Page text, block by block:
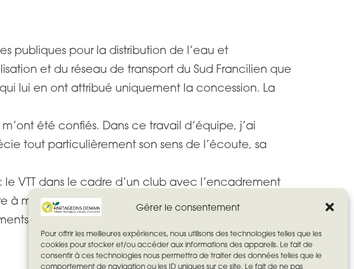
Gérer le consentement
Pour offrir les meilleures expériences, nous utilisons des technologies telles que les
cookies pour stocker et/ou accéder aux informations des appareils. Le fait de
consentir à ces technologies nous permettra de traiter des données telles que le
comportement de navigation ou les ID uniques sur ce site. Le fait de ne pas
publiques pour la distribution de l’eau et
et du réseau de transport du Sud Francilien que
lui en ont attribué uniquement la concession. La
été confiés. Dans ce travail d’équipe, j’ai
tout particulièrement son sens de l’écoute, sa
VTT dans le cadre d’un club avec l’encadrement
mon travail. Avec l’association Mieux se Déplacer
cyclables tant pour les habitants de la ville que